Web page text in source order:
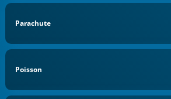
Parachute
Poisson